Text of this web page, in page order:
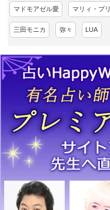
マドモアゼル愛 マリィ・プ
三田モニカ 弥々 LUA